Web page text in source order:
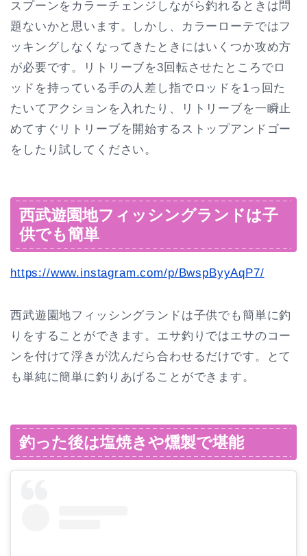
スプーンをカラーチェンジしながら釣れるときは問
題ないかと思います。しかし、カラーローテではフ
ッキングしなくなってきたときにはいくつか攻め方
が必要です。リトリーブを3回転させたところでロ
ッドを持っている手の人差し指でロッドを1っ回た
たいてアクションを入れたり、リトリーブを一瞬止
めてすぐリトリーブを開始するストップアンドゴー
をしたり試してください。
西武遊園地フィッシングランドは子
供でも簡単
https://www.instagram.com/p/BwspByyAqP7/
西武遊園地フィッシングランドは子供でも簡単に釣
りをすることができます。エサ釣りではエサのコー
ンを付けて浮きが沈んだら合わせるだけです。とて
も単純に簡単に釣りあげることができます。
釣った後は塩焼きや燻製で堪能